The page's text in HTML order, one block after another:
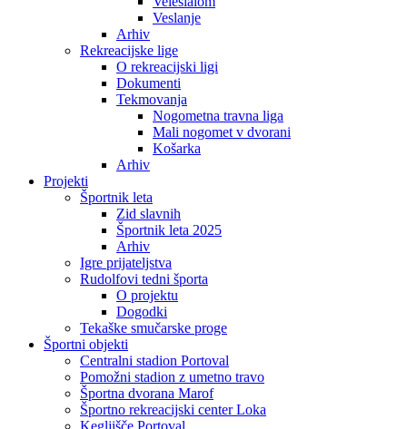
Veslanje
Arhiv
Rekreacijske lige
O rekreacijski ligi
Dokumenti
Tekmovanja
Nogometna travna liga
Mali nogomet v dvorani
Košarka
Arhiv
Projekti
Športnik leta
Zid slavnih
Športnik leta 2025
Arhiv
Igre prijateljstva
Rudolfovi tedni športa
O projektu
Dogodki
Tekaške smučarske proge
Športni objekti
Centralni stadion Portoval
Pomožni stadion z umetno travo
Športna dvorana Marof
Športno rekreacijski center Loka
Kegljišče Portoval